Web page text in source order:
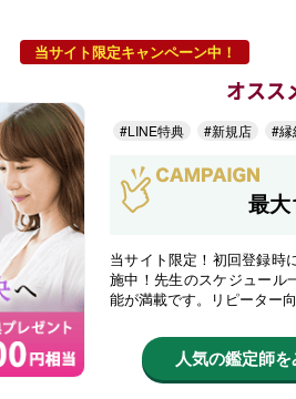
当サイト限定キャンペーン中！
オスス
#LINE特典 #新規店 #縁
最
当サイト限定！初回登録時
施中！先生のスケジュール
能が満載です。リピーター
人気の鑑定師を